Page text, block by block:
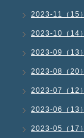
2023-11（15）
2023-10（14）
2023-09（13）
2023-08（20）
2023-07（12）
2023-06（13）
2023-05（17）